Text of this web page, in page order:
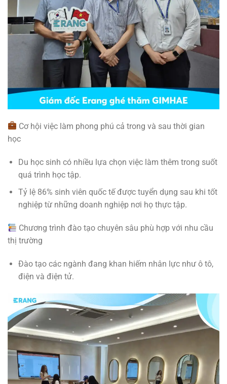
Cơ hội việc làm phong phú cả trong và sau thời gian
học
Du học sinh có nhiều lựa chọn việc làm thêm trong suốt
quá trình học tập.
Tỷ lệ 86% sinh viên quốc tế được tuyển dụng sau khi tốt
nghiệp từ những doanh nghiệp nơi họ thực tập.
Chương trình đào tạo chuyên sâu phù hợp với nhu cầu
thị trường
Đào tạo các ngành đang khan hiếm nhân lực như ô tô,
điện và điện tử.